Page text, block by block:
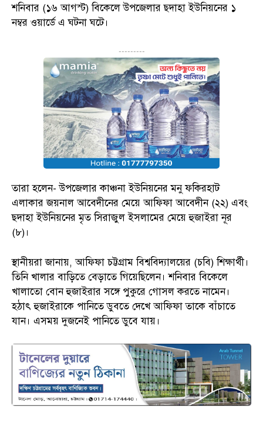
শনিবার (১৬ আগস্ট) বিকেলে উপজেলার ছদাহা ইউনিয়নের ১
নম্বর ওয়ার্ডে এ ঘটনা ঘটে।
---------
তারা হলেন- উপজেলার কাঞ্চনা ইউনিয়নের মনু ফকিরহাট
এলাকার জয়নাল আবেদীনের মেয়ে আফিফা আবেদীন (২২) এবং
ছদাহা ইউনিয়নের মৃত সিরাজুল ইসলামের মেয়ে হুজাইরা নূর
(৮)।
স্থানীয়রা জানায়, আফিফা চট্টগ্রাম বিশ্ববিদ্যালয়ের (চবি) শিক্ষার্থী।
তিনি খালার বাড়িতে বেড়াতে গিয়েছিলেন। শনিবার বিকেলে
খালাতো বোন হুজাইরার সঙ্গে পুকুরে গোসল করতে নামেন।
হঠাৎ হুজাইরাকে পানিতে ডুবতে দেখে আফিফা তাকে বাঁচাতে
যান। এসময় দুজনেই পানিতে ডুবে যায়।